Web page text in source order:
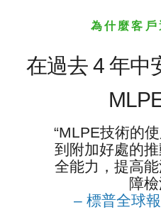
為什麼客
在過去 4 年中
“MLPE技術的
到附加好處的
全能力，提高
障檢
– 標普全球